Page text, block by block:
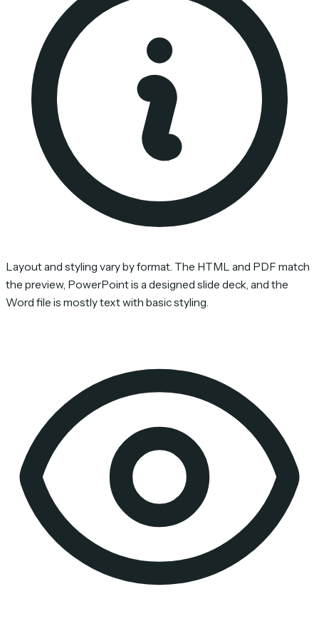
Layout and styling vary by format. The HTML and PDF match
the preview, PowerPoint is a designed slide deck, and the
Word file is mostly text with basic styling.